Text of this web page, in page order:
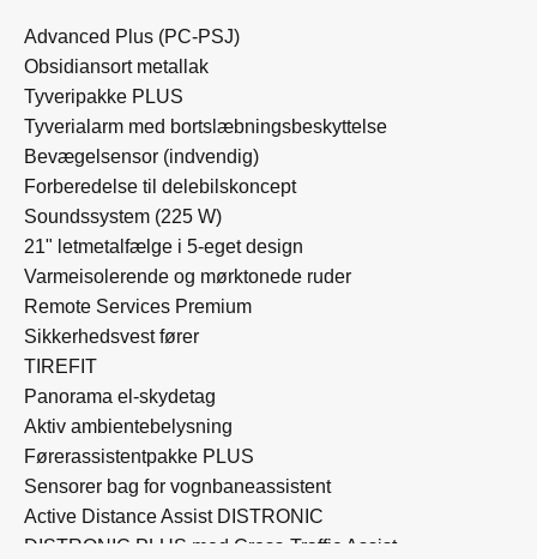
Advanced Plus (PC-PSJ)
Obsidiansort metallak
Tyveripakke PLUS
Tyverialarm med bortslæbningsbeskyttelse
Bevægelsensor (indvendig)
Forberedelse til delebilskoncept
Soundssystem (225 W)
21" letmetalfælge i 5-eget design
Varmeisolerende og mørktonede ruder
Remote Services Premium
Sikkerhedsvest fører
TIREFIT
Panorama el-skydetag
Aktiv ambientebelysning
Førerassistentpakke PLUS
Sensorer bag for vognbaneassistent
Active Distance Assist DISTRONIC
DISTRONIC PLUS med Cross-Traffic Assist